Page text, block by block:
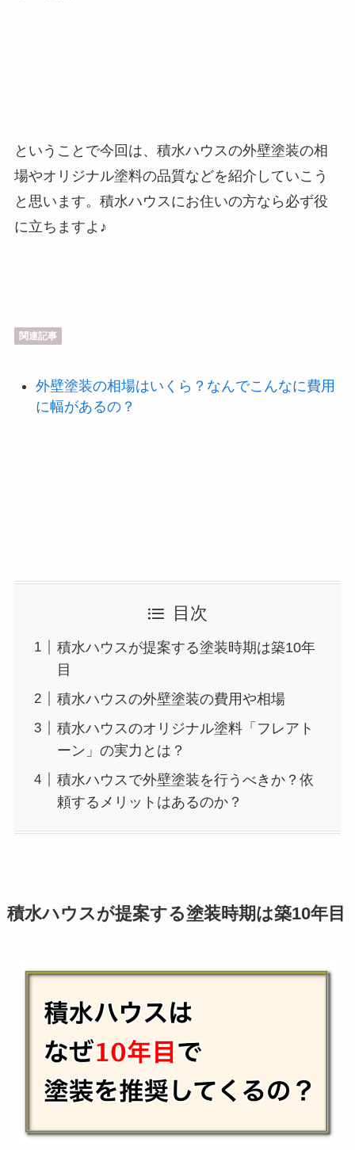
ということで今回は、積水ハウスの外壁塗装の相
場やオリジナル塗料の品質などを紹介していこう
と思います。積水ハウスにお住いの方なら必ず役
に立ちますよ♪
関連記事
外壁塗装の相場はいくら？なんでこんなに費用
に幅があるの？
目次
積水ハウスが提案する塗装時期は築10年
目
積水ハウスの外壁塗装の費用や相場
積水ハウスのオリジナル塗料「フレアト
ーン」の実力とは？
積水ハウスで外壁塗装を行うべきか？依
頼するメリットはあるのか？
積水ハウスが提案する塗装時期は築10年目